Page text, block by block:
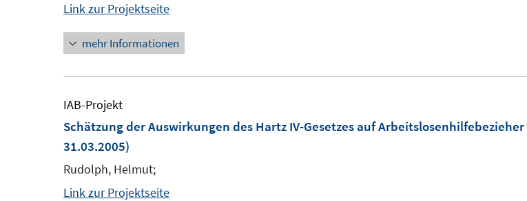
Link zur Projektseite
mehr Informationen
IAB-Projekt
Schätzung der Auswirkungen des Hartz IV-Gesetzes auf Arbeitslosenhilfebezieher
31.03.2005)
Rudolph, Helmut;
Link zur Projektseite